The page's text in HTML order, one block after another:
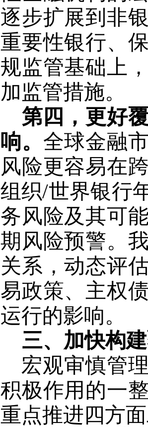
逐步扩展到非
重要性银行、
规监管基础上
加监管措施。
第四，更好
响。 全球金融
风险更容易在
组织/世界银行
务风险及其可
期风险预警。
关系，动态评
易政策、主权
运行的影响。
三、加快构
宏观审慎管
积极作用的一
重点推进四方